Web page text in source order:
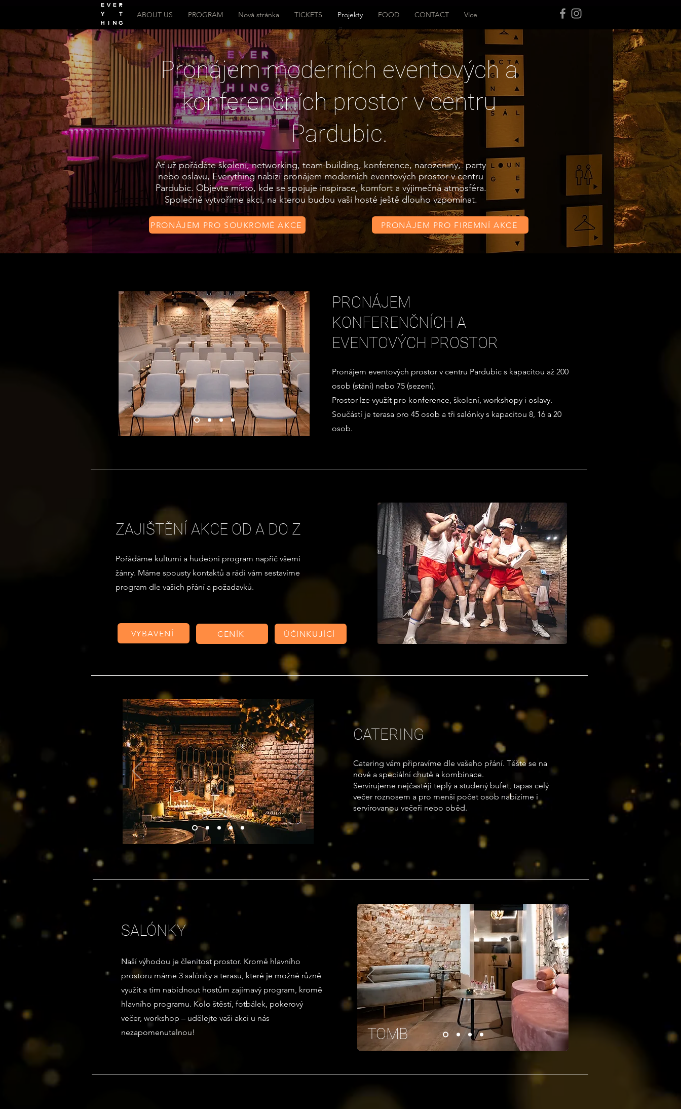
ABOUT US PROGRAM Nová stránka TICKETS Projekty FOOD CONTACT Více
Pronájem moderních eventových a
konferenčních prostor v centru
Pardubic.
Ať už pořádáte školení, networking, team-building, konference, narozeniny, party
nebo oslavu, Everything nabízí pronájem moderních eventových prostor v centru
Pardubic. Objevte místo, kde se spojuje inspirace, komfort a výjimečná atmosféra.
Společně vytvoříme akci, na kterou budou vaši hosté ještě dlouho vzpomínat.
PRONÁJEM PRO SOUKROMÉ AKCE PRONÁJEM PRO FIREMNÍ AKCE
PRONÁJEM
KONFERENČNÍCH A
EVENTOVÝCH PROSTOR
Pronájem eventových prostor v centru Pardubic s kapacitou až 200
osob (stání) nebo 75 (sezení).
Prostor lze využít pro konference, školení, workshopy i oslavy.
Součástí je terasa pro 45 osob a tři salónky s kapacitou 8, 16 a 20
osob.
ZAJIŠTĚNÍ AKCE OD A DO Z
Pořádáme kulturní a hudební program napříč všemi
žánry. Máme spousty kontaktů a rádi vám sestavíme
program dle vašich přání a požadavků.
VYBAVENÍ CENÍK ÚČINKUJÍCÍ
CATERING
Catering vám připravíme dle vašeho přání. Těšte se na
nové a speciální chutě a kombinace.
Servírujeme nejčastěji teplý a studený bufet, tapas celý
večer roznosem a pro menší počet osob nabízíme i
servírovanou večeři nebo oběd.
SALÓNKY
Naší výhodou je členitost prostor. Kromě hlavního
prostoru máme 3 salónky a terasu, které je možné různě
využít a tím nabídnout hostům zajímavý program, kromě
hlavního programu. Kolo štěstí, fotbálek, pokerový
večer, workshop – udělejte vaši akci u nás
nezapomenutelnou!
TOMB